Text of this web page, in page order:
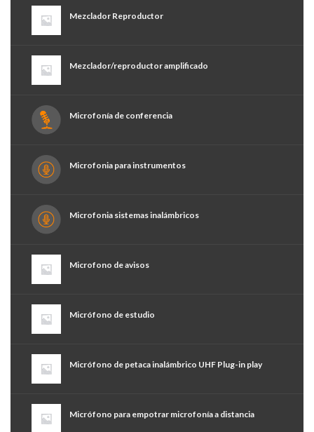
Mezclador Reproductor
Mezclador/reproductor amplificado
Microfonía de conferencia
Microfonia para instrumentos
Microfonia sistemas inalámbricos
Microfono de avisos
Micrófono de estudio
Micrófono de petaca inalámbrico UHF Plug-in play
Micrófono para empotrar microfonía a distancia